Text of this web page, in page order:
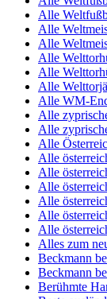
Alle
Alle
Alle
Alle
Alle
Alle
Alle WM-
Alle
Alle
Alle
Alle
Alle
Alle
Alle
Alle
Alle
Alles zum
Beckmann
Beckmann
Berühmte